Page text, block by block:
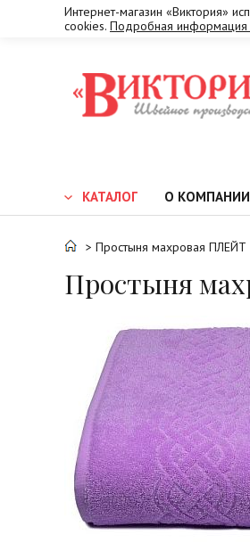
Интернет-магазин «Виктория»
cookies. Подробная информация
КАТАЛОГ О КОМПАНИИ
> Простыня махровая
Простыня